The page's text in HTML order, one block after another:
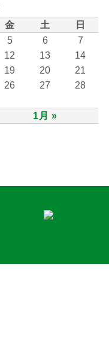
金 土 日
1月 »
5 6
7
12 13
14
19 20
21
26 27
28